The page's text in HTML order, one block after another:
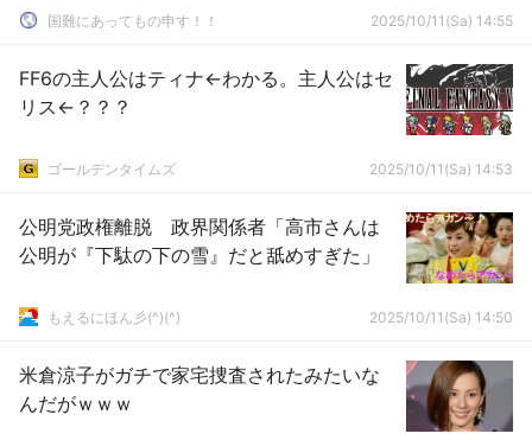
国難にあってもの申す！！ 2025/10/11(Sa) 14:55
FF6の主人公はティナ←わかる。主人公はセ
リス←？？？
ゴールデンタイムズ 2025/10/11(Sa) 14:53
公明党政権離脱 政界関係者「高市さんは
公明が『下駄の下の雪』だと舐めすぎた」
もえるにほん彡(^)(^) 2025/10/11(Sa) 14:50
米倉涼子がガチで家宅捜査されたみたいな
んだがｗｗｗ